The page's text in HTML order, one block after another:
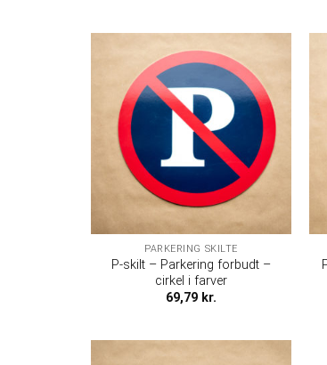
PARKERING SKILTE
P-skilt – Parkering forbudt –
cirkel i farver
69,79 kr.